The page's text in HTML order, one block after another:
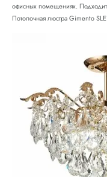
офисных помещениях. Подходит
Потолочная люстра Gimento